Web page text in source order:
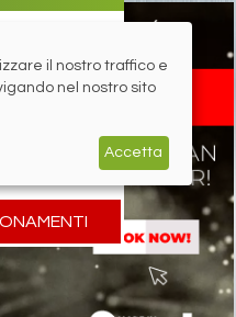
il nostro traffico e
nel nostro sito
Accetta